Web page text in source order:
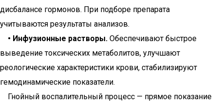
дисбалансе гормонов. При подборе препарата
учитываются результаты анализов.
• Инфузионные растворы. Обеспечивают быстрое
выведение токсических метаболитов, улучшают
реологические характеристики крови, стабилизируют
гемодинамические показатели.
Гнойный воспалительный процесс — прямое показание